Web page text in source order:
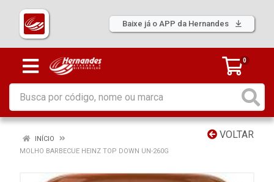
Baixe já o APP da Hernandes
0
VOLTAR
INÍCIO
MOLHO BARBECUE HEINZ TOP DOWN UN-260G